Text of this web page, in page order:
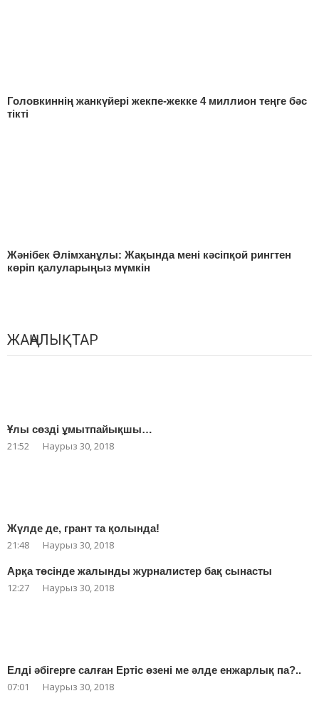
Головкиннің жанкүйері жекпе-жекке 4 миллион теңге бәс
тікті
Жәнібек Әлімxанұлы: Жақында мені кәсіпқой рингтен
көріп қалуларыңыз мүмкін
ЖАҢАЛЫҚТАР
Ұлы сөзді ұмытпайықшы…
21:52 Наурыз 30, 2018
Жүлде де, грант та қолында!
21:48 Наурыз 30, 2018
Арқа төсінде жалынды журналистер бақ сынасты
12:27 Наурыз 30, 2018
Елді әбігерге салған Ертіс өзені ме әлде енжарлық па?..
07:01 Наурыз 30, 2018